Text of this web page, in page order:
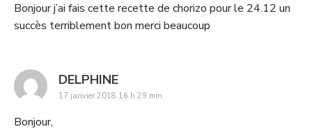
Bonjour j’ai fais cette recette de chorizo pour le 24.12 un
succès terriblement bon merci beaucoup
DELPHINEsays:
17 janvier 2018 16 h 29 min
Bonjour,